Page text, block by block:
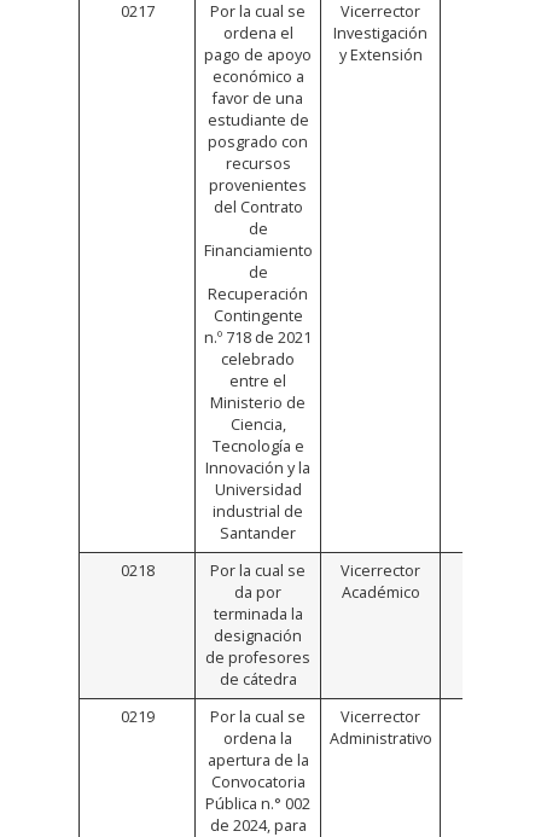
0217
Por la cual se
ordena el
pago de apoyo
económico a
favor de una
estudiante de
posgrado con
recursos
provenientes
del Contrato
de
Financiamiento
de
Recuperación
Contingente
n.º 718 de 2021
celebrado
entre el
Ministerio de
Ciencia,
Tecnología e
Innovación y la
Universidad
industrial de
Santander
Vicerrector
Investigación
y Extensión
0218
Por la cual se
da por
terminada la
designación
de profesores
de cátedra
Vicerrector
Académico
0219
Por la cual se
ordena la
apertura de la
Convocatoria
Pública n.° 002
de 2024, para
Vicerrector
Administrativo